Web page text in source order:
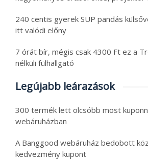
240 centis gyerek SUP pandás
itt valódi előny
7 órát bír, mégis csak 4300 Ft ez a
nélküli fülhallgató
Legújabb leárazások
300 termék lett olcsóbb most
webáruházban
A Banggood webáruház bedobott
kedvezmény kupont